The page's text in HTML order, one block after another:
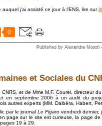
j'ai assisté ce jour à l'ENS, lire sur
0
Published by Alexandre Moatti -
et Sociales du
et de Mme M.F. Courel, directeur
en septembre 2006 à un audit du
autres experts (MM. Dalbéra, Habert,
par le journal Le Figaro vendredi
page sur le site est curieuse, la page
19 à 29.